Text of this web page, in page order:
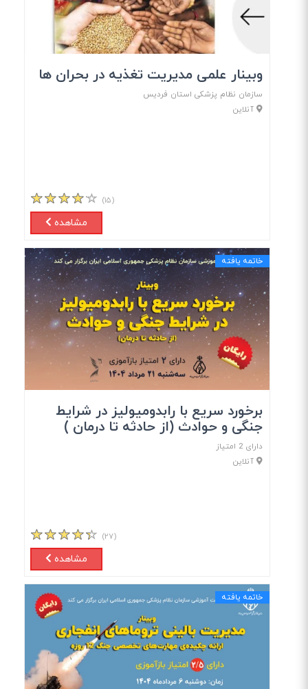
وبینار علمی مدیریت تغذیه در بحران ها
سازمان نظام پزشکی استان فردیس
آنلاین
(۱۵)
مشاهده
خاتمه یافته
برخورد سریع با رابدومیولیز در شرایط
جنگی و حوادث (از حادثه تا درمان )
دارای 2 امتیاز
آنلاین
(۲۷)
مشاهده
خاتمه یافته